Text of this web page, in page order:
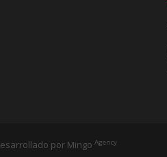
por Mingo Agency